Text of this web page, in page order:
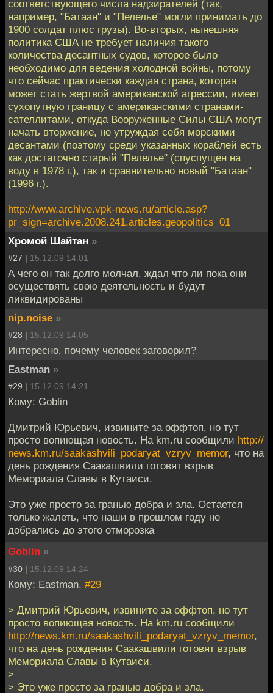
соответствующего числа надзирателей (так,
например, "Батаан" и "Пелелье" могли принимать до
1900 солдат плюс грузы). Во-вторых, нынешняя
политика США не требует наличия такого
количества десантных судов, которое было
необходимо для ведения холодной войны, потому
что сейчас практически каждая страна, которая
может стать жертвой американской агрессии, имеет
сухопутную границу с американскими странами-
сателлитами, откуда Вооруженные Силы США могут
начать вторжение, не утруждая себя морскими
десантами (поэтому среди указанных кораблей есть
как достаточно старый "Пелелье" (спуспущен на
воду в 1978 г.), так и сравнительно новый "Батаан"
(1996 г.).
http://www.archive.vpk-news.ru/article.asp?
pr_sign=archive.2008.241.articles.geopolitics_01
Хромой Шайтан »
#27 | 15.12.09 14:01
А чего он так долго молчал, ждал что ли пока они
осуществять свою деятельность и будут
ликвидированы
nip.noise »
#28 | 15.12.09 14:05
Интересно, почему человек заговорил?
Eastman »
#29 | 15.12.09 14:21
Кому: Goblin
Дмитрий Юрьевич, извините за оффтоп, но тут
просто вопиющая новость. На km.ru сообщили http://
news.km.ru/saakashvili_podaryat_vzryv_memor, что на
день рождения Саакашвили готовят взрыв
Мемориала Славы в Кутаиси.
Это уже просто за гранью добра и зла. Остается
только жалеть, что наши в прошлом году не
добрались до этого отморозка
Goblin »
#30 | 15.12.09 14:24
Кому: Eastman, #29
> Дмитрий Юрьевич, извините за оффтоп, но тут
просто вопиющая новость. На km.ru сообщили
http://news.km.ru/saakashvili_podaryat_vzryv_memor,
что на день рождения Саакашвили готовят взрыв
Мемориала Славы в Кутаиси.
>
> Это уже просто за гранью добра и зла.